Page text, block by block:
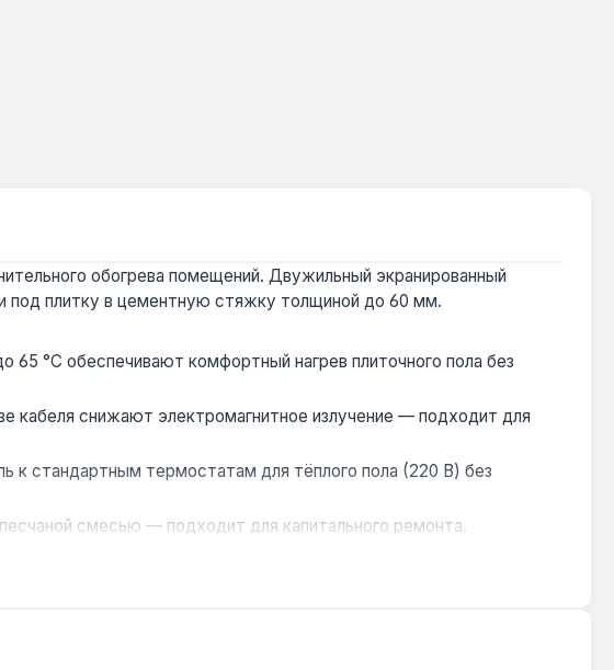
обогрева помещений. Двужильный экранированный
под плитку в цементную стяжку толщиной до 60 мм.
65 °C обеспечивают комфортный нагрев плиточного пола без
кабеля снижают электромагнитное излучение — подходит для
к стандартным термостатам для тёплого пола (220 В) без
смесью — подходит для капитального ремонта.
по Украине.